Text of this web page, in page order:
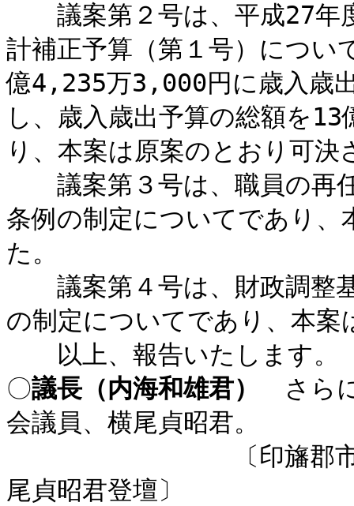
議案第２号は、平成27年
計補正予算（第１号）につい
億4,235万3,000円に歳入歳
し、歳入歳出予算の総額を
り、本案は原案のとおり可決
議案第３号は、職員の再
条例の制定についてであり
た。
議案第４号は、財政調整
の制定についてであり、本
以上、報告いたします。
〇議長（内海和雄君）
さら
会議員、横尾貞昭君。
〔印旛郡市広域市
尾貞昭君登壇〕